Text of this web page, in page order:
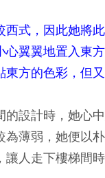
式，因此她將
翼翼地置入東
方的色彩，但
設計時，她心
薄弱，她便以
人走下樓梯間